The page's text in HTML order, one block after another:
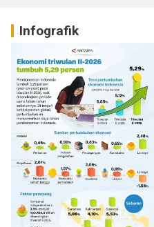
Infografik